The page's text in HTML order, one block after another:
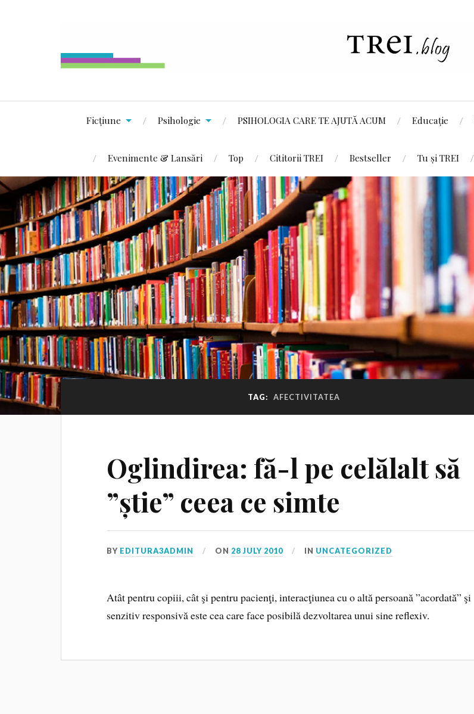
Ficțiune Psihologie PSIHOLOGIA CARE TE AJUTĂ ACUM Educație
Evenimente & Lansări Top Cititorii TREI Bestseller Tu și TREI
TAG: AFECTIVITATEA
Oglindirea: fă-l pe celălalt să
”știe” ceea ce simte
BY EDITURA3ADMIN ON 28 JULY 2010 IN UNCATEGORIZED
Atât pentru copiii, cât şi pentru pacienţi, interacţiunea cu o altă persoană ”acordată” şi
senzitiv responsivă este cea care face posibilă dezvoltarea unui sine reflexiv.